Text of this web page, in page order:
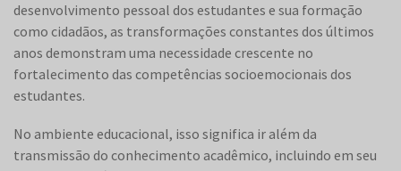
desenvolvimento pessoal dos estudantes e sua formação
como cidadãos, as transformações constantes dos últimos
anos demonstram uma necessidade crescente no
fortalecimento das competências socioemocionais dos
estudantes.
No ambiente educacional, isso significa ir além da
transmissão do conhecimento acadêmico, incluindo em seu